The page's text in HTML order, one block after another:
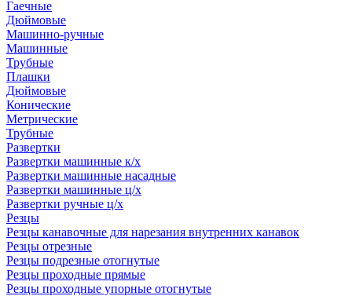
Гаечные
Дюймовые
Машинно-ручные
Машинные
Трубные
Плашки
Дюймовые
Конические
Метрические
Трубные
Развертки
Развертки машинные к/х
Развертки машинные насадные
Развертки машинные ц/х
Развертки ручные ц/х
Резцы
Резцы канавочные для нарезания внутренних канавок
Резцы отрезные
Резцы подрезные отогнутые
Резцы проходные прямые
Резцы проходные упорные отогнутые